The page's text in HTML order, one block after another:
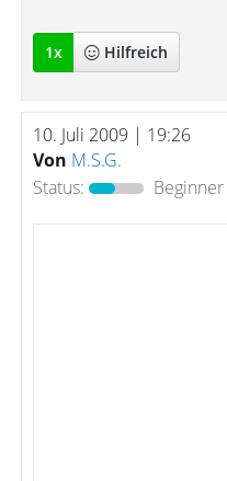
1x Hilfreich
10. Juli 2009 | 19:26
Von M.S.G.
Status:
Beginner